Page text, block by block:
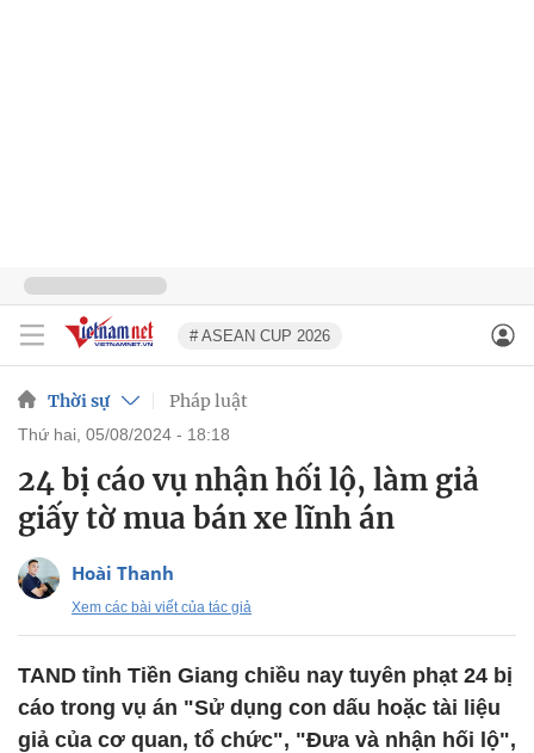
# ASEAN CUP 2026
Thời sự Pháp luật
thứ hai, 05/08/2024 - 18:18
24 bị cáo vụ nhận hối lộ, làm giả
giấy tờ mua bán xe lĩnh án
Hoài Thanh
Xem các bài viết của tác giả
TAND tỉnh Tiền Giang chiều nay tuyên phạt 24 bị
cáo trong vụ án "Sử dụng con dấu hoặc tài liệu
giả của cơ quan, tổ chức", "Đưa và nhận hối lộ",